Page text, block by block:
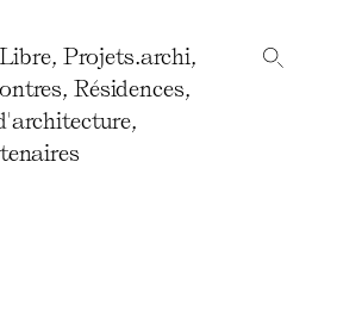
, Projets.archi,
, Résidences,
,